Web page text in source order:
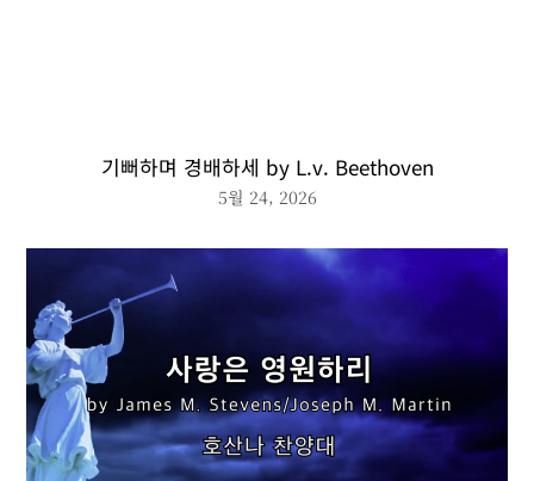
기뻐하며 경배하세 by L.v. Beethoven
5월 24, 2026